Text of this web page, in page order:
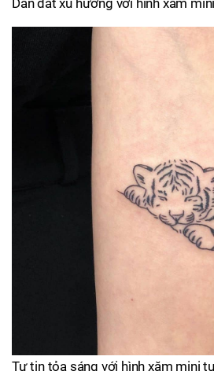
Tự tin tỏa sáng với hình xăm mini